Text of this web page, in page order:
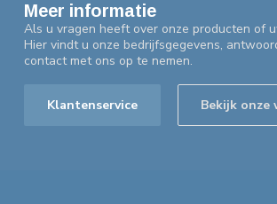
Meer informatie
Als u vragen heeft over onze producten of
Hier vindt u onze bedrijfsgegevens,
contact met ons op te nemen.
Klantenservice Bekijk onze